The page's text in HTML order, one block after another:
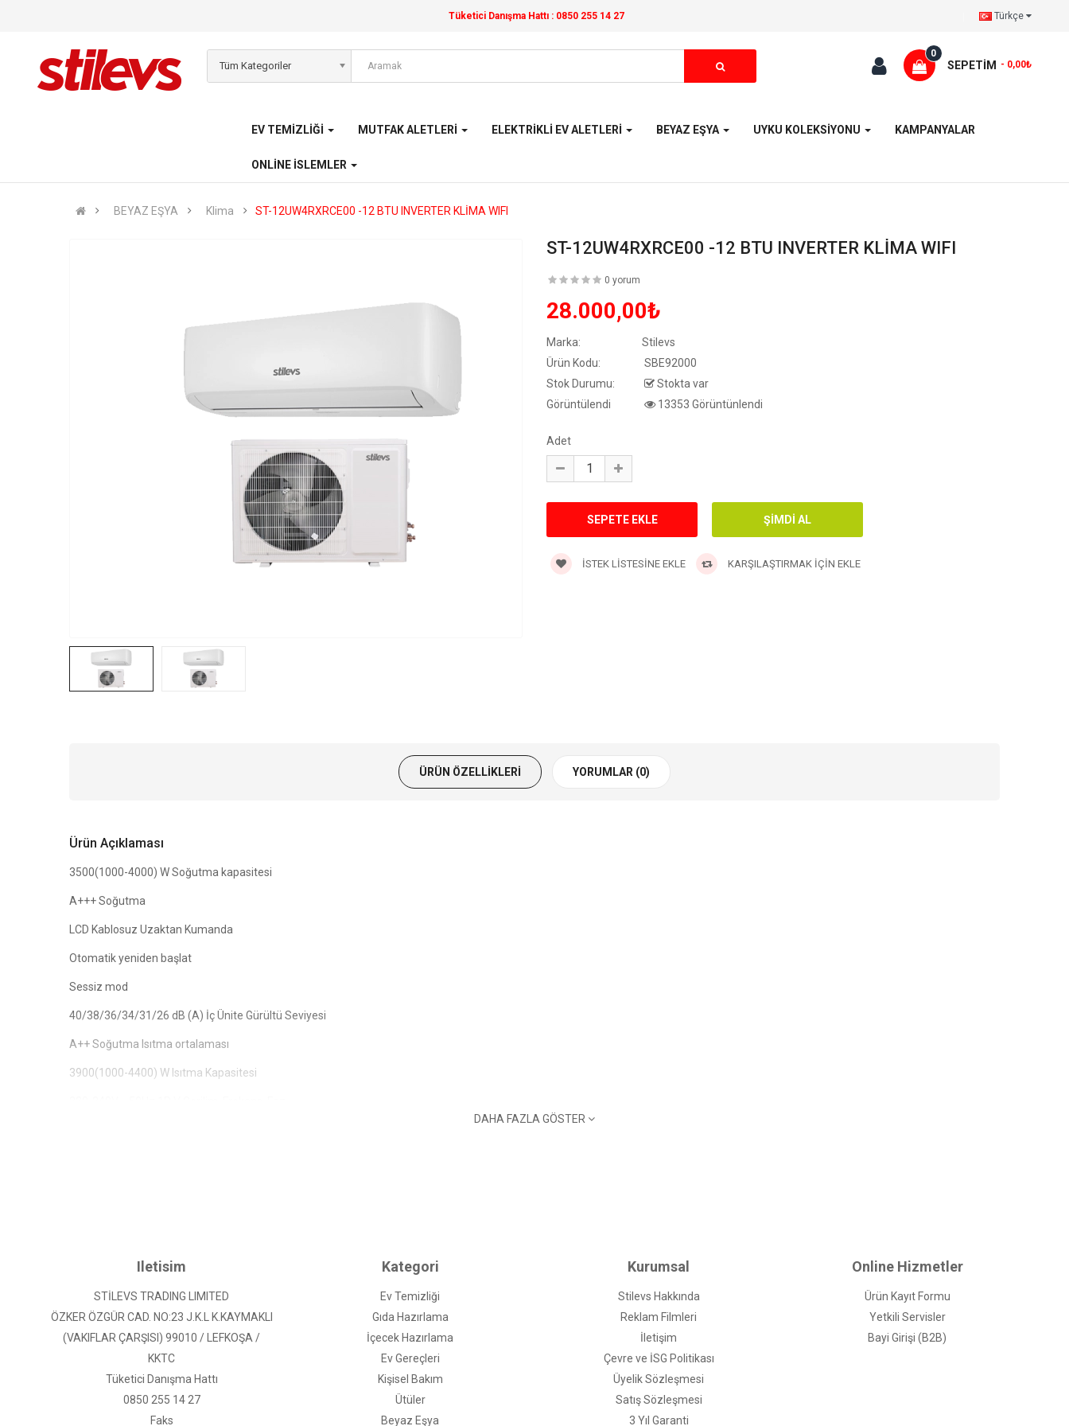
Tüketici Danışma Hattı : 0850 255 14 27 Türkçe
Tüm Kategoriler SEPETIM
0
- 0,00₺
EV TEMIZLIĞI MUTFAK ALETLERI ELEKTRIKLI EV ALETLERI BEYAZ EŞYA UYKU KOLEKSİYONU KAMPANYALAR
ONLINE İSLEMLER
BEYAZ EŞYA Klima ST-12UW4RXRCE00 -12 BTU INVERTER KLİMA WIFI
ST-12UW4RXRCE00 -12 BTU INVERTER KLİMA WIFI
0 yorum
28.000,00₺
Marka:
Stilevs
Ürün Kodu:
SBE92000
Stok Durumu:
Stokta var
Görüntülendi
13353 Görüntünlendi
Adet
İSTEK LISTESINE EKLE KARŞILAŞTIRMAK İÇIN EKLE
ÜRÜN ÖZELLIKLERI YORUMLAR (0)
Ürün Açıklaması
3500(1000-4000) W Soğutma kapasitesi
A+++ Soğutma
LCD Kablosuz Uzaktan Kumanda
Otomatik yeniden başlat
Sessiz mod
40/38/36/34/31/26 dB (A) İç Ünite Gürültü Seviyesi
A++ Soğutma Isıtma ortalaması
3900(1000-4400) W Isıtma Kapasitesi
Yıkanabilir PP Filtre
3 Hız ve Otomatik Dâhili Fan Kontrolü
24 Saat Zamanlayıcı
144 kWh/a Yıllık enerji tüketimi (soğutma)
DAHA FAZLA GÖSTER
Iletisim
STİLEVS TRADING LIMITED
ÖZKER ÖZGÜR CAD. NO:23 J.K.L K.KAYMAKLI
(VAKIFLAR ÇARŞISI) 99010 / LEFKOŞA /
KKTC
Tüketici Danışma Hattı
0850 255 14 27
Faks
Kategori
Ev Temizliği
Gıda Hazırlama
İçecek Hazırlama
Ev Gereçleri
Kişisel Bakım
Ütüler
Beyaz Eşya
Kurumsal
Stilevs Hakkında
Reklam Filmleri
İletişim
Çevre ve İSG Politikası
Üyelik Sözleşmesi
Satış Sözleşmesi
3 Yıl Garanti
Online Hizmetler
Ürün Kayıt Formu
Yetkili Servisler
Bayi Girişi (B2B)